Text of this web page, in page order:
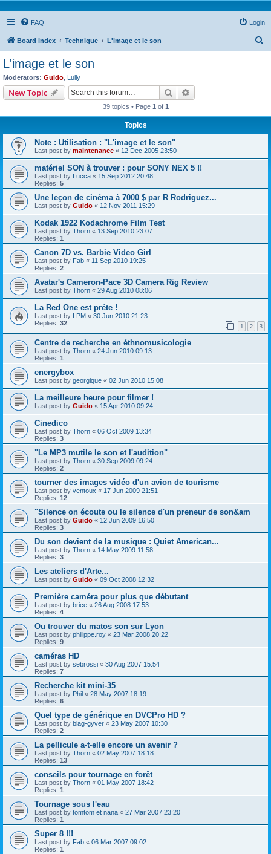
FAQ Login
Board index Technique L'image et le son
L'image et le son
Moderators: Guido Lully
New Topic Search
39 topics • Page 1 of 1
Topics
Note : Utilisation : "L'image et le son"
Last post by maintenance « 12 Dec 2005 23:50
matériel SON à trouver : pour SONY NEX 5 !!
Last post by Lucca « 15 Sep 2012 20:48
Replies: 5
Une leçon de cinéma à 7000 $ par R Rodriguez...
Last post by Guido « 12 Nov 2011 15:29
Kodak 1922 Kodachrome Film Test
Last post by Thorn « 13 Sep 2010 23:07
Replies: 1
Canon 7D vs. Barbie Video Girl
Last post by Fab « 11 Sep 2010 19:25
Replies: 2
Avatar's Cameron-Pace 3D Camera Rig Review
Last post by Thorn « 29 Aug 2010 08:06
La Red One est prête !
Last post by LPM « 30 Jun 2010 21:23
Replies: 32 1 2 3
Centre de recherche en éthnomusicologie
Last post by Thorn « 24 Jun 2010 09:13
Replies: 1
energybox
Last post by georgique « 02 Jun 2010 15:08
La meilleure heure pour filmer !
Last post by Guido « 15 Apr 2010 09:24
Cinedico
Last post by Thorn « 06 Oct 2009 13:34
Replies: 3
"Le MP3 mutile le son et l'audition"
Last post by Thorn « 30 Sep 2009 09:24
Replies: 2
tourner des images vidéo d'un avion de tourisme
Last post by ventoux « 17 Jun 2009 21:51
Replies: 12
"Silence on écoute ou le silence d'un preneur de son&am
Last post by Guido « 12 Jun 2009 16:50
Replies: 3
Du son devient de la musique : Quiet American...
Last post by Thorn « 14 May 2009 11:58
Replies: 3
Les ateliers d'Arte...
Last post by Guido « 09 Oct 2008 12:32
Première caméra pour plus que débutant
Last post by brice « 26 Aug 2008 17:53
Replies: 4
Ou trouver du matos son sur Lyon
Last post by philippe.roy « 23 Mar 2008 20:22
Replies: 9
caméras HD
Last post by sebrossi « 30 Aug 2007 15:54
Replies: 7
Recherche kit mini-35
Last post by Phil « 28 May 2007 18:19
Replies: 6
Quel type de générique en DVCPro HD ?
Last post by blag-gyver « 23 May 2007 10:30
Replies: 2
La pellicule a-t-elle encore un avenir ?
Last post by Thorn « 02 May 2007 18:18
Replies: 13
conseils pour tournage en forêt
Last post by Thorn « 01 May 2007 18:42
Replies: 1
Tournage sous l'eau
Last post by tomtom et nana « 27 Mar 2007 23:20
Replies: 1
Super 8 !!!
Last post by Fab « 06 Mar 2007 09:02
Replies: 1